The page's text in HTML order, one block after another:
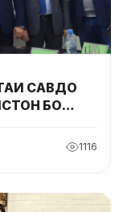
САВДО
БО
1116